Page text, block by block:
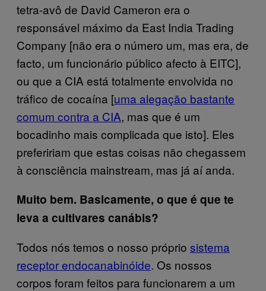
tetra-avô de David Cameron era o
responsável máximo da East India Trading
Company [não era o número um, mas era, de
facto, um funcionário público afecto à EITC],
ou que a CIA está totalmente envolvida no
tráfico de cocaína [uma alegação bastante
comum contra a CIA, mas que é um
bocadinho mais complicada que isto]. Eles
prefeririam que estas coisas não chegassem
à consciência mainstream, mas já aí anda.
Muito bem. Basicamente, o que é que te
leva a cultivares canábis?
Todos nós temos o nosso próprio sistema
receptor endocanabinóide. Os nossos
corpos foram feitos para funcionarem a um